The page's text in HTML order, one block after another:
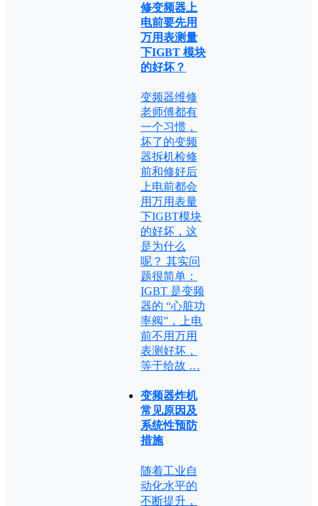
修变频器上
电前要先用
万用表测量
下IGBT 模块
的好坏？
变频器维修
老师傅都有
一个习惯，
坏了的变频
器拆机检修
前和修好后
上电前都会
用万用表量
下IGBT模块
的好坏，这
是为什么
呢？ 其实问
题很简单：
IGBT 是变频
器的 “心脏功
率阀”，上电
前不用万用
表测好坏，
等于给故 …
变频器炸机
常见原因及
系统性预防
措施
随着工业自
动化水平的
不断提升，